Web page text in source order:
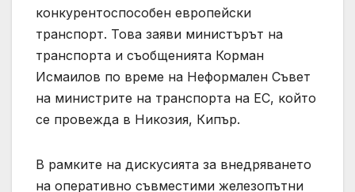
конкурентоспособен европейски
транспорт. Това заяви министърът на
транспорта и съобщенията Корман
Исмаилов по време на Неформален Съвет
на министрите на транспорта на ЕС, който
се провежда в Никозия, Кипър.
В рамките на дискусията за внедряването
на оперативно съвместими железопътни